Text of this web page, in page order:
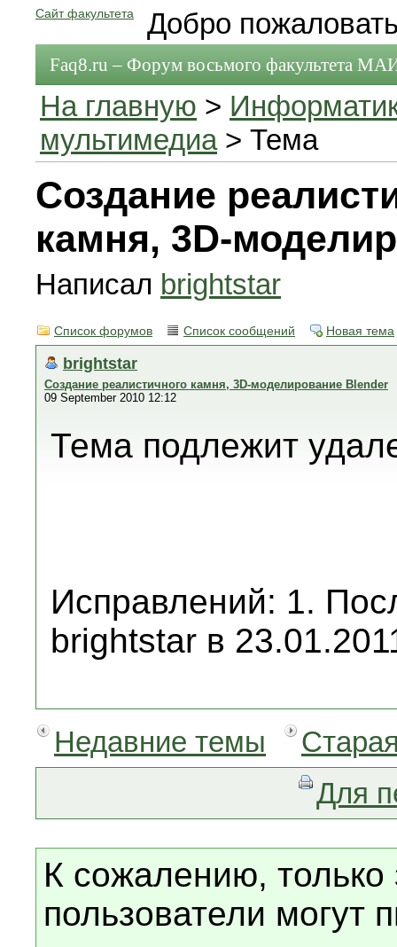
Сайт факультета Добро
Faq8.ru – Форум восьмого факультета
На главную >
мультимедиа> Тема
Создание
камня, 3D-
Написал brightstar
Список форумов Список сообщений Новая тема
brightstar
Создание реалистичного камня, 3D-моделирование Blender
09 September 2010 12:12
Тема подлежит
Исправлений: 1.
brightstar в
Недавние темы
Для
К сожалению, только
пользователи могут